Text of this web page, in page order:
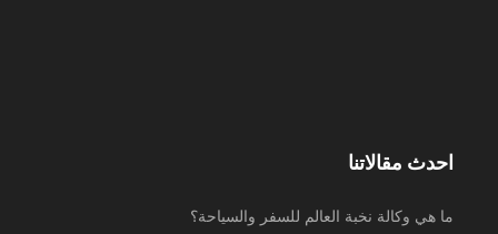
احدث مقالاتنا
ما هي وكالة نخبة العالم للسفر والسياحة؟